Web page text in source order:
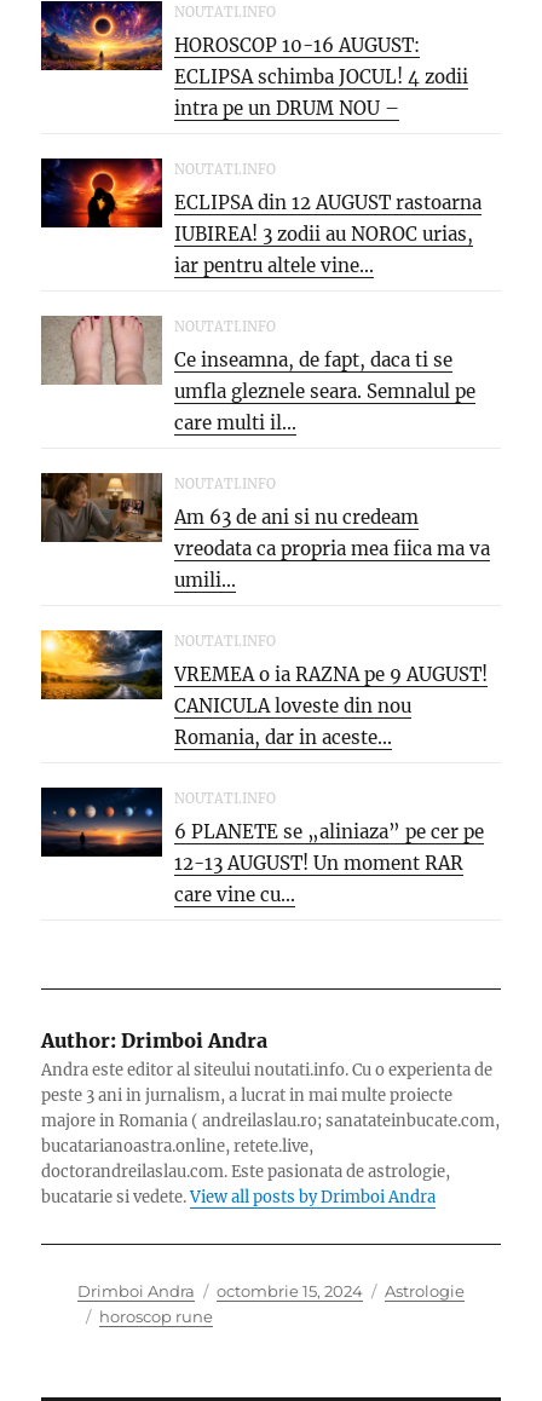
NOUTATI.INFO
HOROSCOP 10-16 AUGUST:
ECLIPSA schimba JOCUL! 4 zodii
intra pe un DRUM NOU –
oportunitati...
NOUTATI.INFO
ECLIPSA din 12 AUGUST rastoarna
IUBIREA! 3 zodii au NOROC urias,
iar pentru altele vine...
NOUTATI.INFO
Ce inseamna, de fapt, daca ti se
umfla gleznele seara. Semnalul pe
care multi il...
NOUTATI.INFO
Am 63 de ani si nu credeam
vreodata ca propria mea fiica ma va
umili...
NOUTATI.INFO
VREMEA o ia RAZNA pe 9 AUGUST!
CANICULA loveste din nou
Romania, dar in aceste...
NOUTATI.INFO
6 PLANETE se „aliniaza” pe cer pe
12-13 AUGUST! Un moment RAR
care vine cu...
Author: Drimboi Andra
Andra este editor al siteului noutati.info. Cu o experienta de
peste 3 ani in jurnalism, a lucrat in mai multe proiecte
majore in Romania ( andreilaslau.ro; sanatateinbucate.com,
bucatarianoastra.online, retete.live,
doctorandreilaslau.com. Este pasionata de astrologie,
bucatarie si vedete.View all posts by Drimboi Andra
Author
Drimboi Andra
Posted
octombrie 15, 2024 Categories
Astrologie
Tags
horoscop rune